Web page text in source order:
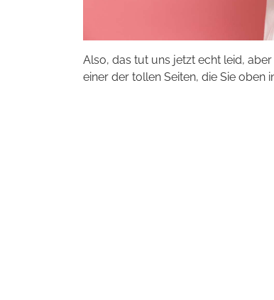
Also, das tut uns jetzt echt leid,
einer der tollen Seiten, die Sie oben